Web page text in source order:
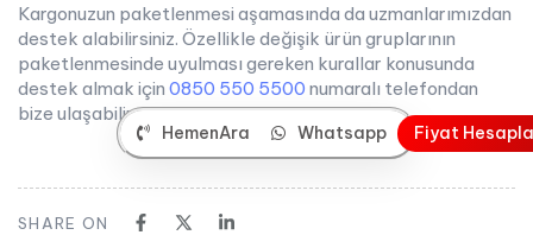
HemenAra Whatsapp Fiyat Hesapla
Kargonuzun paketlenmesi aşamasında da uzmanlarımızdan
destek alabilirsiniz. Özellikle değişik ürün gruplarının
paketlenmesinde uyulması gereken kurallar konusunda
destek almak için 0850 550 5500 numaralı telefondan
bize ulaşabilirsiniz.
SHARE ON